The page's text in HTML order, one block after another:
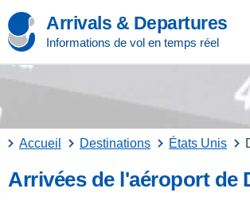
Arrivals & Departures
Informations de vol en temps réel
Accueil Destinations États Unis
Arrivées de l'aéroport de